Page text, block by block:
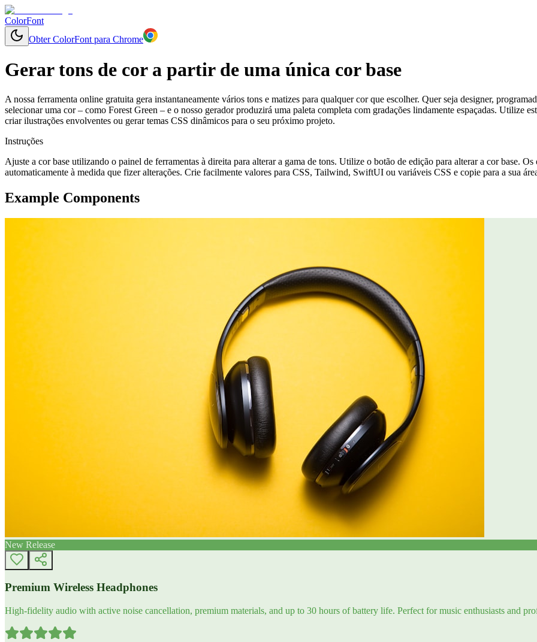
ColorFont
Obter ColorFont para Chrome
Gerar tons de cor a partir de uma única cor base
A nossa ferramenta online gratuita gera instantaneamente vários tons e matizes para qualquer cor que escolher. Quer seja designer,
selecionar uma cor – como Forest Green – e o nosso gerador produzirá uma paleta completa com gradações lindamente espaçadas. Utilize
criar ilustrações envolventes ou gerar temas CSS dinâmicos para o seu próximo projeto.
Instruções
Ajuste a cor base utilizando o painel de ferramentas à direita para alterar a gama de tons. Utilize o botão de edição para alterar a cor base.
automaticamente à medida que fizer alterações. Crie facilmente valores para CSS, Tailwind, SwiftUI ou variáveis CSS e copie para a sua
Example Components
New Release
Premium Wireless Headphones
High-fidelity audio with active noise cancellation, premium materials, and up to 30 hours of battery life. Perfect for music enthusiasts and